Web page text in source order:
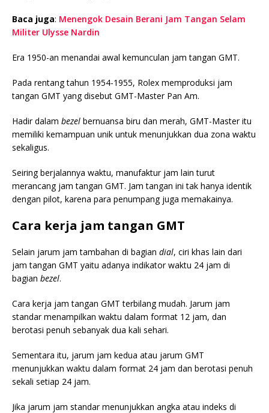
Baca juga: Menengok Desain Berani Jam Tangan Selam
Militer Ulysse Nardin
Era 1950-an menandai awal kemunculan jam tangan GMT.
Pada rentang tahun 1954-1955, Rolex memproduksi jam
tangan GMT yang disebut GMT-Master Pan Am.
Hadir dalam bezel bernuansa biru dan merah, GMT-Master itu
memiliki kemampuan unik untuk menunjukkan dua zona waktu
sekaligus.
Seiring berjalannya waktu, manufaktur jam lain turut
merancang jam tangan GMT. Jam tangan ini tak hanya identik
dengan pilot, karena para penumpang juga memakainya.
Cara kerja jam tangan GMT
Selain jarum jam tambahan di bagian dial, ciri khas lain dari
jam tangan GMT yaitu adanya indikator waktu 24 jam di
bagian bezel.
Cara kerja jam tangan GMT terbilang mudah. Jarum jam
standar menampilkan waktu dalam format 12 jam, dan
berotasi penuh sebanyak dua kali sehari.
Sementara itu, jarum jam kedua atau jarum GMT
menunjukkan waktu dalam format 24 jam dan berotasi penuh
sekali setiap 24 jam.
Jika jarum jam standar menunjukkan angka atau indeks di